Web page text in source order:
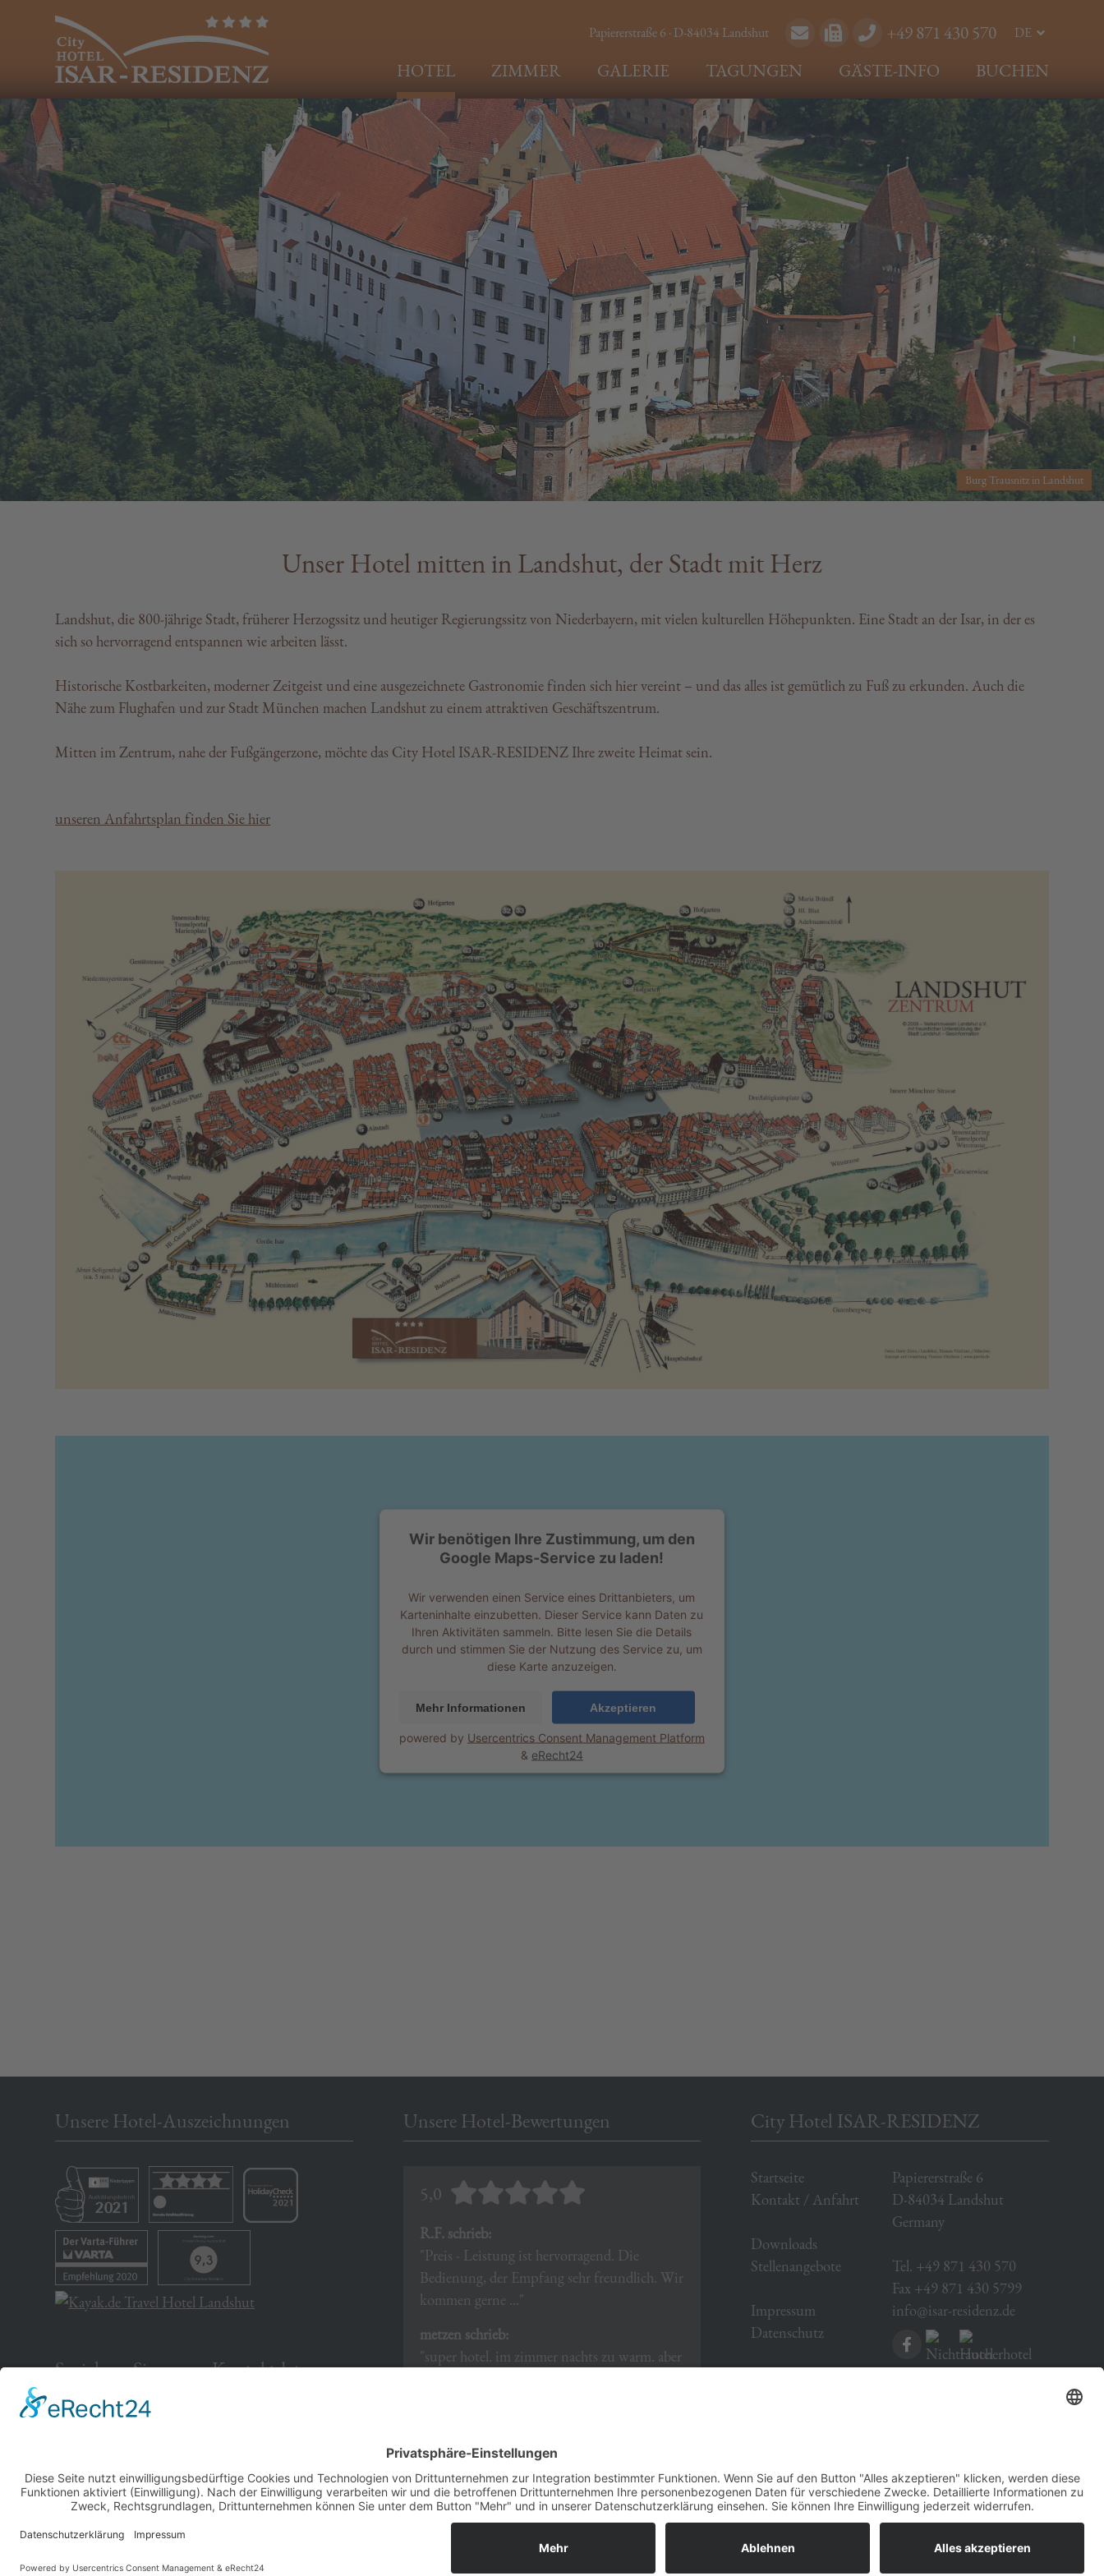
DE
+49 871 430 570
Papiererstraße 6 · D-84034 Landshut
HOTEL ZIMMER GALERIE TAGUNGEN GÄSTE-INFO BUCHEN
Burg Trausnitz in Landshut
Unser Hotel mitten in Landshut, der Stadt mit Herz
Landshut, die 800-jährige Stadt, früherer Herzogssitz und heutiger Regierungssitz von Niederbayern, mit vielen kulturellen Höhepunkten. Eine Stadt an der Isar, in der es
sich so hervorragend entspannen wie arbeiten lässt.
Historische Kostbarkeiten, moderner Zeitgeist und eine ausgezeichnete Gastronomie finden sich hier vereint – und das alles ist gemütlich zu Fuß zu erkunden. Auch die
Nähe zum Flughafen und zur Stadt München machen Landshut zu einem attraktiven Geschäftszentrum.
Mitten im Zentrum, nahe der Fußgängerzone, möchte das City Hotel ISAR-RESIDENZ Ihre zweite Heimat sein.
unseren Anfahrtsplan finden Sie hier
Wir benötigen Ihre Zustimmung, um den
Google Maps-Service zu laden!
Wir verwenden einen Service eines Drittanbieters, um
Karteninhalte einzubetten. Dieser Service kann Daten zu
Ihren Aktivitäten sammeln. Bitte lesen Sie die Details
durch und stimmen Sie der Nutzung des Service zu, um
diese Karte anzuzeigen.
Mehr Informationen Akzeptieren
powered by Usercentrics Consent Management Platform
& eRecht24
Unsere Hotel-Auszeichnungen
Speichern Sie unsere Kontaktdaten
Smartphone diesen Code und
speichern Sie unsere
Hoteldaten als neuen Kontakt
ab.
Unsere Hotel-Bewertungen
5,0
R.F. schrieb:
"Preis - Leistung ist hervorragend. Die
Bedienung, der Empfang sehr freundlich. Wir
kommen gerne ..."
metzen schrieb:
"super hotel. im zimmer nachts zu warm. aber
kommen gerne wieder"
alle 153 Bewertungen lesen
City Hotel ISAR-RESIDENZ
Startseite
Kontakt / Anfahrt
Downloads
Stellenangebote
Impressum
Datenschutz
Papiererstraße 6
D-84034 Landshut
Germany
Tel. +49 871 430 570
Fax +49 871 430 5799
info@isar-residenz.de